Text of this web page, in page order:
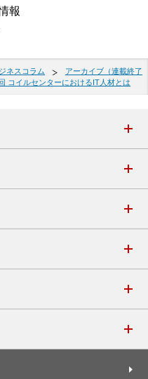
報
ネスコラム
アーカイブ（連載終了
コイルセンターにおけるIT人材とは